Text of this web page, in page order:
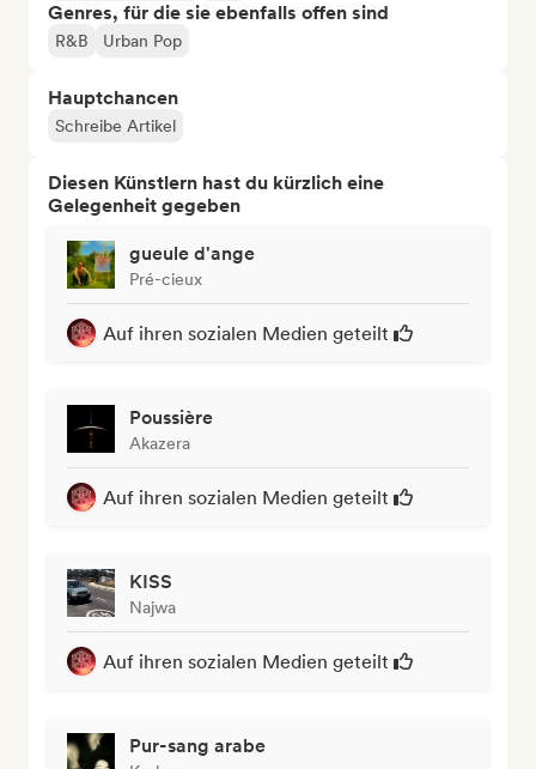
Genres, für die sie ebenfalls offen sind
R&B Urban Pop
Hauptchancen
Schreibe Artikel
Diesen Künstlern hast du kürzlich eine
Gelegenheit gegeben
gueule d'ange
Pré-cieux
Auf ihren sozialen Medien geteilt
Poussière
Akazera
Auf ihren sozialen Medien geteilt
KISS
Najwa
Auf ihren sozialen Medien geteilt
Pur-sang arabe